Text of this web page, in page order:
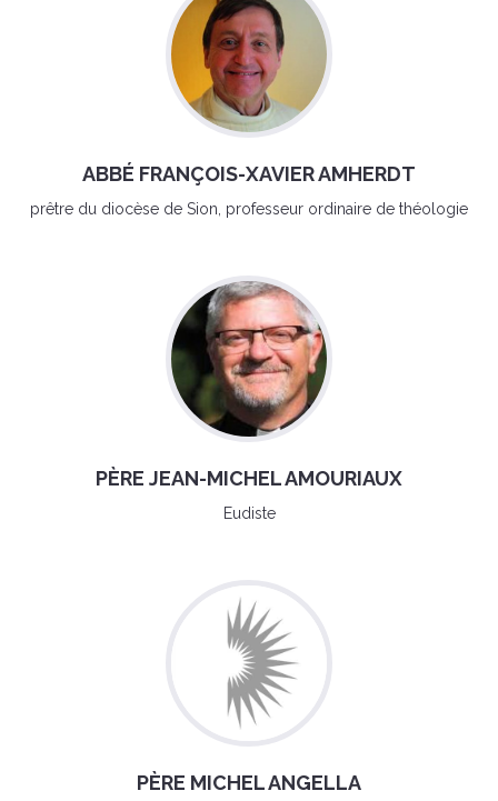
ABBÉ FRANÇOIS-XAVIER AMHERDT
prêtre du diocèse de Sion, professeur ordinaire de théologie
PÈRE JEAN-MICHEL AMOURIAUX
Eudiste
PÈRE MICHEL ANGELLA